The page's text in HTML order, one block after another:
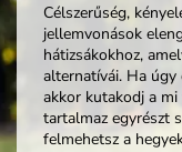
Célszerűség,
jellemvonások
hátizsákokhoz,
alternatívái. Ha
akkor kutakodj a
tartalmaz egyrészt
felmehetsz a